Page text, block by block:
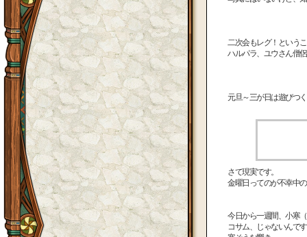
二次会もレグ！という
ハルパラ、ユウさん僧
元旦～三が日は遊びつ
さて現実です。
金曜日ってのが不幸中
今日から一週間、小寒
コサム、じゃないんで